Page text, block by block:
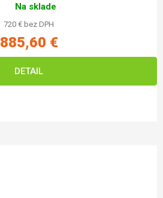
Na sklade
720 € bez DPH
885,60 €
DETAIL